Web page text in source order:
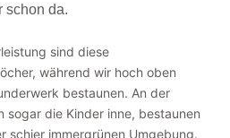
schon da.
sind diese
während wir hoch oben
bestaunen. An der
sogar die Kinder inne, bestaunen
schier immergrünen Umgebung.